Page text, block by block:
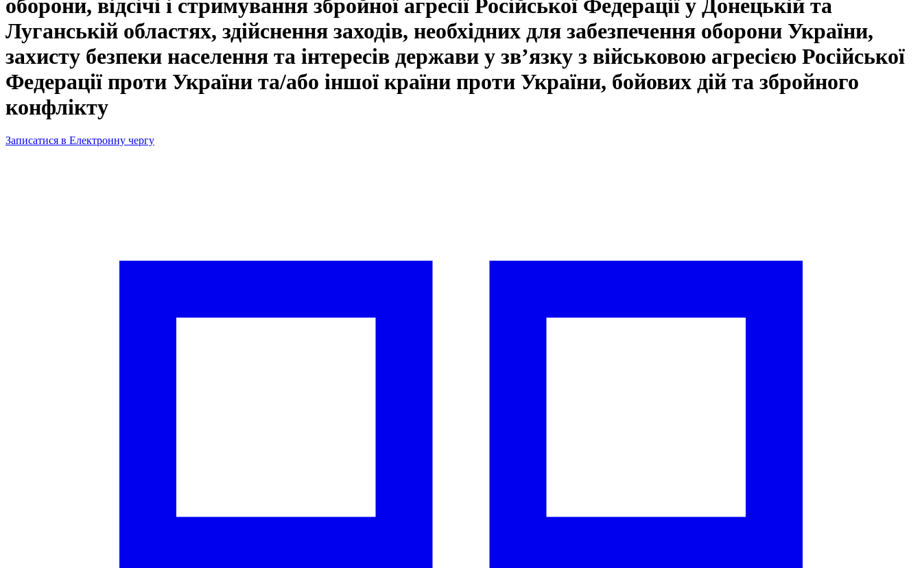
оборони, відсічі і стримування збройної агресії Російської Федерації у Донецькій та
Луганській областях, здійснення заходів, необхідних для забезпечення оборони України,
захисту безпеки населення та інтересів держави у зв’язку з військовою агресією Російської
Федерації проти України та/або іншої країни проти України, бойових дій та збройного
конфлікту
Записатися в Електронну чергу